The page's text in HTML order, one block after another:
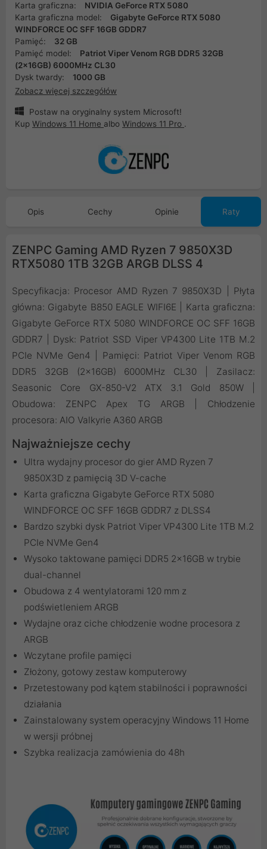
Karta graficzna:
NVIDIA GeForce RTX 5080
Karta graficzna model:
Gigabyte GeForce RTX 5080
WINDFORCE OC SFF 16GB GDDR7
Pamięć:
32 GB
Pamięć model:
Patriot Viper Venom RGB DDR5 32GB
(2x16GB) 6000MHz CL30
Dysk twardy:
1000 GB
Zobacz więcej szczegółów
Postaw na oryginalny system Microsoft!
Kup Windows 11 Home albo Windows 11 Pro .
Opis Cechy Opinie Raty
ZENPC Gaming AMD Ryzen 7 9850X3D
RTX5080 1TB 32GB ARGB DLSS 4
Specyfikacja: Procesor AMD Ryzen 7 9850X3D | Płyta
główna: Gigabyte B850 EAGLE WIFI6E | Karta graficzna:
Gigabyte GeForce RTX 5080 WINDFORCE OC SFF 16GB
GDDR7 | Dysk: Patriot SSD Viper VP4300 Lite 1TB M.2
PCIe NVMe Gen4 | Pamięci: Patriot Viper Venom RGB
DDR5 32GB (2x16GB) 6000MHz CL30 | Zasilacz:
Seasonic Core GX-850-V2 ATX 3.1 Gold 850W |
Obudowa: ZENPC Apex TG ARGB | Chłodzenie
procesora: AIO Valkyrie A360 ARGB
Najważniejsze cechy
Ultra wydajny procesor do gier AMD Ryzen 7
9850X3D z pamięcią 3D V-cache
Karta graficzna Gigabyte GeForce RTX 5080
WINDFORCE OC SFF 16GB GDDR7 z DLSS4
Bardzo szybki dysk Patriot Viper VP4300 Lite 1TB M.2
PCIe NVMe Gen4
Wysoko taktowane pamięci DDR5 2x16GB w trybie
dual-channel
Obudowa z 4 wentylatorami 120 mm z
podświetleniem ARGB
Wydajne oraz ciche chłodzenie wodne procesora z
ARGB
Wczytane profile pamięci
Złożony, gotowy zestaw komputerowy
Przetestowany pod kątem stabilności i poprawności
działania
Zainstalowany system operacyjny Windows 11 Home
w wersji próbnej
Szybka realizacja zamówienia do 48h